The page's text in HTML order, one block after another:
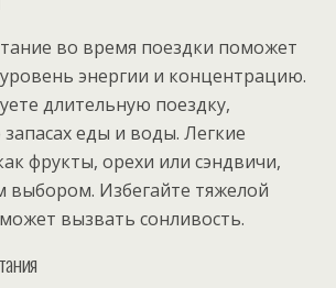
во время поездки поможет
энергии и концентрацию.
длительную поездку,
еды и воды. Легкие
фрукты, орехи или сэндвичи,
выбором. Избегайте тяжелой
вызвать сонливость.